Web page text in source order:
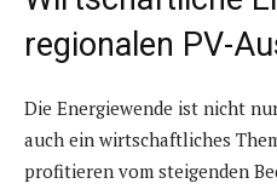
regionalen PV-
Die Energiewende ist nicht
auch ein wirtschaftliches
profitieren vom steigenden